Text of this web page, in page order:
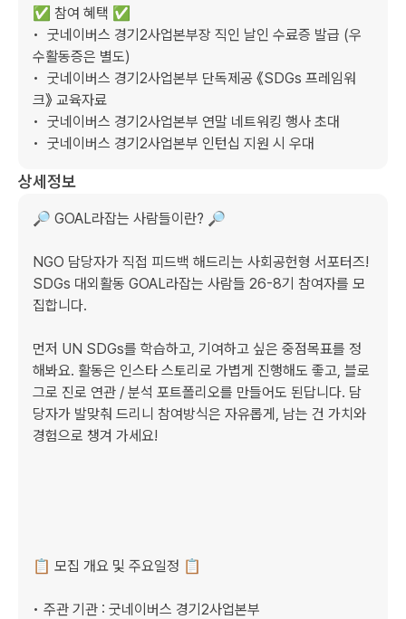
✅ 참여 혜택 ✅
•  굿네이버스 경기2사업본부장 직인 날인 수료증 발급 (우
수활동증은 별도)
•  굿네이버스 경기2사업본부 단독제공 《SDGs 프레임워
크》 교육자료
•  굿네이버스 경기2사업본부 연말 네트워킹 행사 초대
•  굿네이버스 경기2사업본부 인턴십 지원 시 우대
상세정보
🔎 GOAL라잡는 사람들이란? 🔎
​NGO 담당자가 직접 피드백 해드리는 사회공헌형 서포터즈!
SDGs 대외활동 GOAL라잡는 사람들 26-8기 참여자를 모
집합니다.
먼저 UN SDGs를 학습하고, 기여하고 싶은 중점목표를 정
해봐요. 활동은 인스타 스토리로 가볍게 진행해도 좋고, 블로
그로 진로 연관 / 분석 포트폴리오를 만들어도 된답니다. 담
당자가 발맞춰 드리니 참여방식은 자유롭게, 남는 건 가치와
경험으로 챙겨 가세요!
📋 모집 개요 및 주요일정 📋
• 주관 기관 : 굿네이버스 경기2사업본부